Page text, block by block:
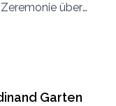
über
wir eine
Garten